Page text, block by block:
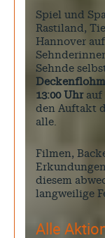
Spiel und
Rastiland,
Hannover
Sehnde
13:00 Uhrauf
den Auftakt
alle.
Filmen,
diesem
langweilige
Alle